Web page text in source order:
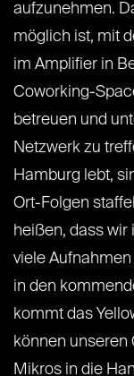
aufzunehmen.
möglich ist, mit
im Amplifier in
Coworking-
betreuen und
Netzwerk zu
Hamburg lebt,
Ort-Folgen
heißen, dass wir
viele
in den
kommt das
können unseren
Mikros in die